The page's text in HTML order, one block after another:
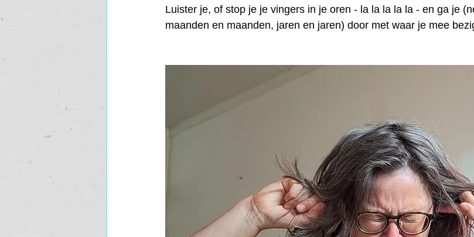
Luister je, of stop je je vingers in je oren - la la la la la - en ga je
maanden en maanden, jaren en jaren) door met waar je mee